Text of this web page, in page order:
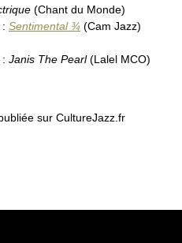
(Chant du Monde)
Sentimental ¾ (Cam Jazz)
Janis The Pearl(Lalel MCO)
sur CultureJazz.fr